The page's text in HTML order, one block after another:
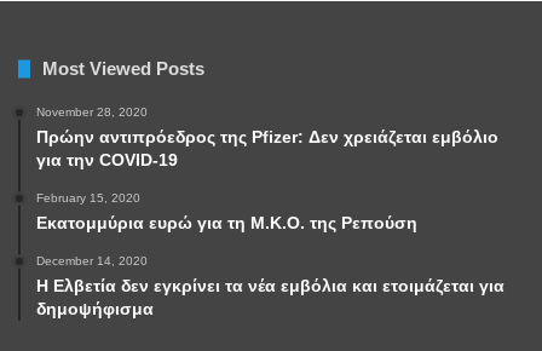
Most Viewed Posts
November 28, 2020
Πρώην αντιπρόεδρος της Pfizer: Δεν χρειάζεται εμβόλιο
για την COVID-19
February 15, 2020
Εκατομμύρια ευρώ για τη Μ.Κ.Ο. της Ρεπούση
December 14, 2020
Η Ελβετία δεν εγκρίνει τα νέα εμβόλια και ετοιμάζεται για
δημοψήφισμα